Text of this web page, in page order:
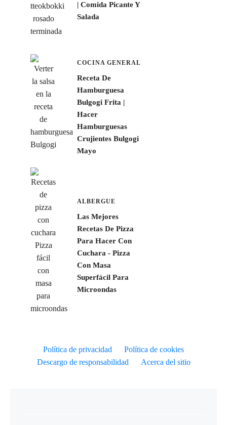
| Comida Picante Y
Salada
COCINA GENERAL
Receta De
Hamburguesa
Bulgogi Frita |
Hacer
Hamburguesas
Crujientes Bulgogi
Mayo
ALBERGUE
Las Mejores
Recetas De Pizza
Para Hacer Con
Cuchara - Pizza
Con Masa
Superfácil Para
Microondas
Política de privacidad
Política de cookies
Descargo de responsabilidad
Acerca del sitio